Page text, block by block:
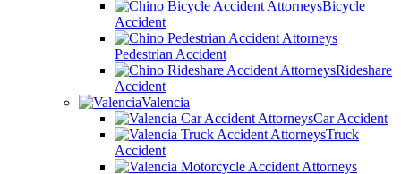
Bicycle
Accident
Pedestrian Accident
Rideshare
Accident
Valencia
Car Accident
Truck
Accident